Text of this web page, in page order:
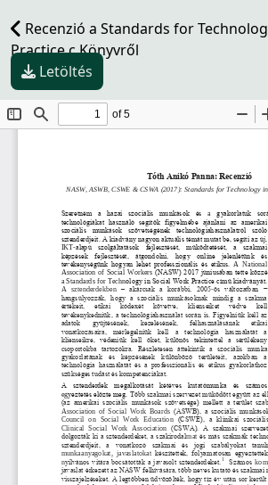
Recenzió a Standards for
Practice c Könyvről
Letöltés